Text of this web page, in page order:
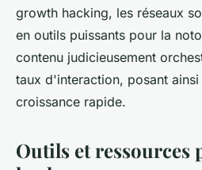
growth hacking, les réseaux
en outils puissants pour la
contenu judicieusement
taux d'interaction, posant
croissance rapide.
Outils et ressources